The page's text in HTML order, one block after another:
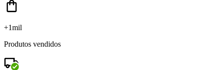
+1mil
Produtos vendidos